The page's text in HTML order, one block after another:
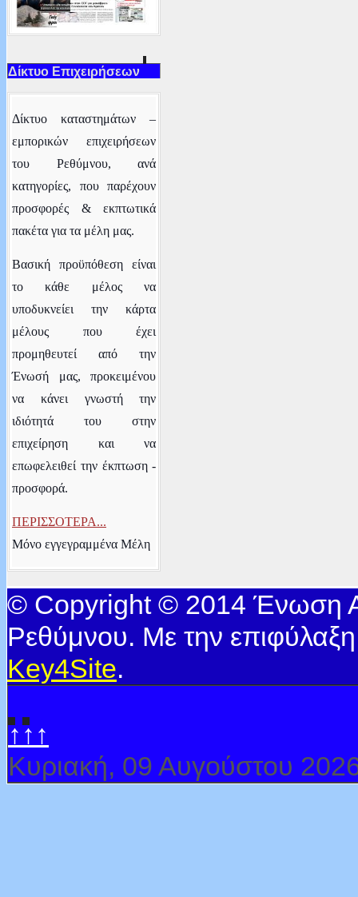
Δίκτυο Επιχειρήσεων
Δίκτυο καταστημάτων –
εμπορικών επιχειρήσεων
του Ρεθύμνου, ανά
κατηγορίες, που παρέχουν
προσφορές & εκπτωτικά
πακέτα για τα μέλη μας.
Βασική προϋπόθεση είναι
το κάθε μέλος να
υποδυκνείει την κάρτα
μέλους που έχει
προμηθευτεί από την
Ένωσή μας, προκειμένου
να κάνει γνωστή την
ιδιότητά του στην
επιχείρηση και να
επωφελειθεί την έκπτωση -
προσφορά.
ΠΕΡΙΣΣΟΤΕΡΑ...
Μόνο εγγεγραμμένα Μέλη
© Copyright © 2014 Ένωση
Ρεθύμνου. Με την
Key4Site.
↑↑↑
Κυριακή, 09 Αυγούστου